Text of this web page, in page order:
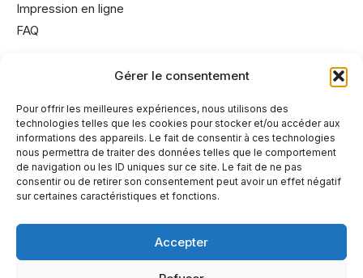
Gérer le consentement
Pour offrir les meilleures expériences, nous utilisons des
technologies telles que les cookies pour stocker et/ou accéder aux
informations des appareils. Le fait de consentir à ces technologies
nous permettra de traiter des données telles que le comportement
de navigation ou les ID uniques sur ce site. Le fait de ne pas
consentir ou de retirer son consentement peut avoir un effet négatif
sur certaines caractéristiques et fonctions.
Accepter
Impression en ligne
FAQ
Informations utiles
Conditions générales de vente
Mentions légales
Politique de cookies
Politique de confidentialité
A propos